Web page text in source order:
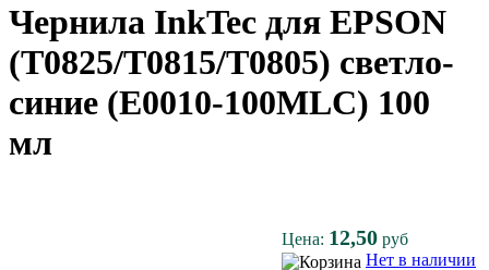
Чернила InkTec для EPSON
(T0825/T0815/T0805) светло-
синие (E0010-100MLC) 100
мл
Цена: 12,50 руб
Нет в наличии